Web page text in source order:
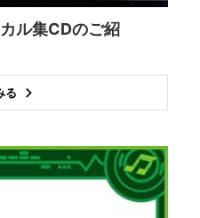
ル集CDのご紹
る